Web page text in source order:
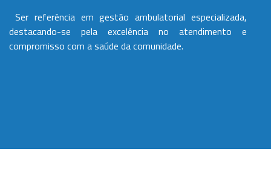
Ser referência em gestão ambulatorial especializada,
destacando-se pela excelência no atendimento e
compromisso com a saúde da comunidade.